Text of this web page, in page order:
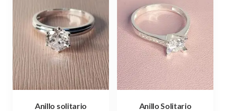
Anillo solitario Anillo Solitario